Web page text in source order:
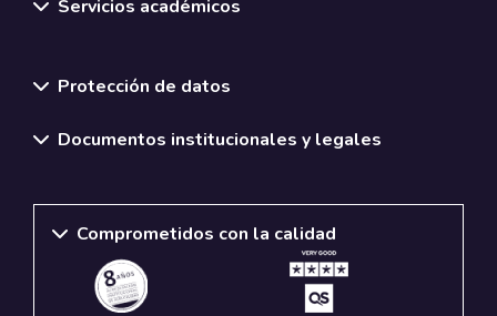
Servicios académicos
Protección de datos
Documentos institucionales y legales
Comprometidos con la calidad